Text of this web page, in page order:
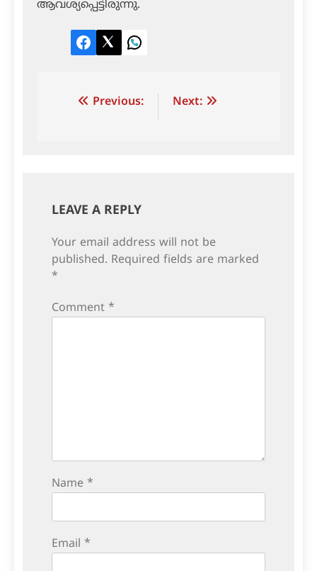
ആവശ്യപ്പെട്ടിരുന്നു.
Facebook
TwitterLinkedIn
Post Previous: Next:
LEAVE A REPLY
Your email address will not be
published. Required fields are marked
*
Comment *
Name *
Email *